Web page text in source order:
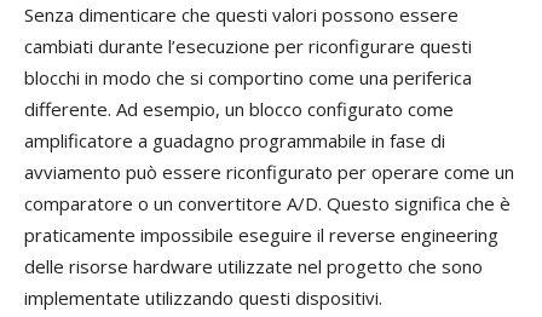
Senza dimenticare che questi valori possono essere
cambiati durante l’esecuzione per riconfigurare questi
blocchi in modo che si comportino come una periferica
differente. Ad esempio, un blocco configurato come
amplificatore a guadagno programmabile in fase di
avviamento può essere riconfigurato per operare come un
comparatore o un convertitore A/D. Questo significa che è
praticamente impossibile eseguire il reverse engineering
delle risorse hardware utilizzate nel progetto che sono
implementate utilizzando questi dispositivi.